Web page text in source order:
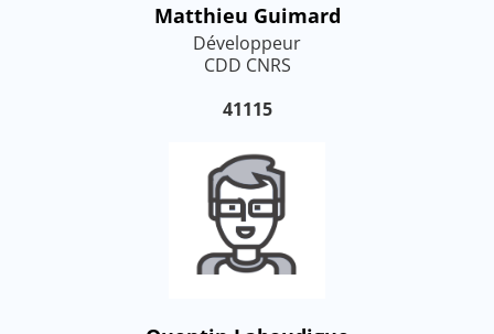
Matthieu Guimard
Développeur
CDD CNRS
41115